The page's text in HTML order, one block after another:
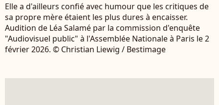
Elle a d'ailleurs confié avec humour que les critiques de
sa propre mère étaient les plus dures à encaisser.
Audition de Léa Salamé par la commission d'enquête
"Audiovisuel public" à l'Assemblée Nationale à Paris le 2
février 2026. © Christian Liewig / Bestimage